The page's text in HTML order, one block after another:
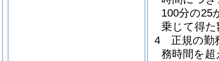
100分の25
乗じて得
4
正規の勤
務時間を